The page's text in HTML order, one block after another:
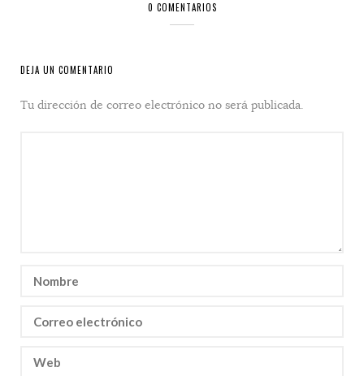
0 COMENTARIOS
DEJA UN COMENTARIO
Tu dirección de correo electrónico no será publicada.